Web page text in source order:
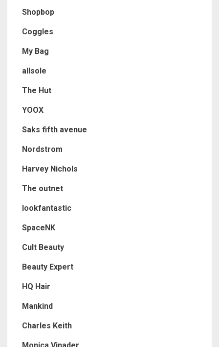
Shopbop
Coggles
My Bag
allsole
The Hut
YOOX
Saks fifth avenue
Nordstrom
Harvey Nichols
The outnet
lookfantastic
SpaceNK
Cult Beauty
Beauty Expert
HQ Hair
Mankind
Charles Keith